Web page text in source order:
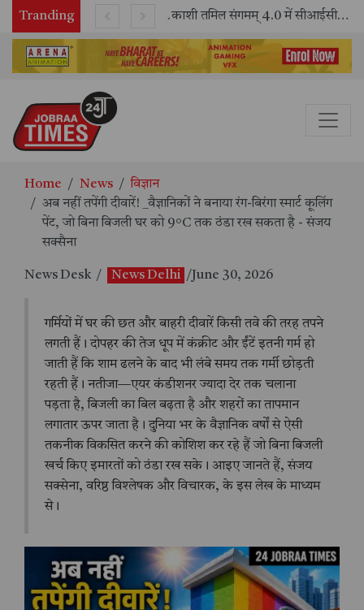
Tranding काशी तमिल संगमम् 4.0 में सीआईसीटी का स्टॉल बना तमिल भाषा और संस्कृति का केंद्र, ‘तमिल करकलाम’ से सीखना हुआ सरल
Home News
विज्ञान
अब नहीं तपेंगी दीवारें! _वैज्ञानिकों ने बनाया रंग-बिरंगा स्मार्ट कूलिंग
पेंट, जो बिना बिजली घर को 9°C तक ठंडा रख सकता है - संजय
सक्सैना
News Desk / News Delhi /June 30, 2026
गर्मियों में घर की छत और बाहरी दीवारें किसी तवे की तरह तपने
लगती हैं। दोपहर की तेज धूप में कंक्रीट और ईंटें इतनी गर्म हो
जाती हैं कि शाम ढलने के बाद भी लंबे समय तक गर्मी छोड़ती
रहती हैं। नतीजा—एयर कंडीशनर ज्यादा देर तक चलाना
पड़ता है, बिजली का बिल बढ़ता है और शहरों का तापमान
लगातार ऊपर जाता है। दुनिया भर के वैज्ञानिक वर्षों से ऐसी
तकनीक विकसित करने की कोशिश कर रहे हैं जो बिना बिजली
खर्च किए इमारतों को ठंडा रख सके। आइए जानते हैं, संजय
सक्सेना, वरिष्ठ विश्लेषक और विचारक, के इस लेख के माध्यम
से।